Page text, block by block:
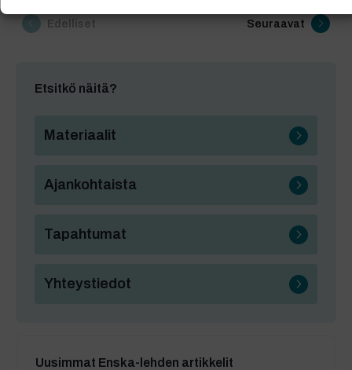
Edelliset Seuraavat
Etsitkö näitä?
Materiaalit
Ajankohtaista
Tapahtumat
Yhteystiedot
Uusimmat Enska-lehden artikkelit